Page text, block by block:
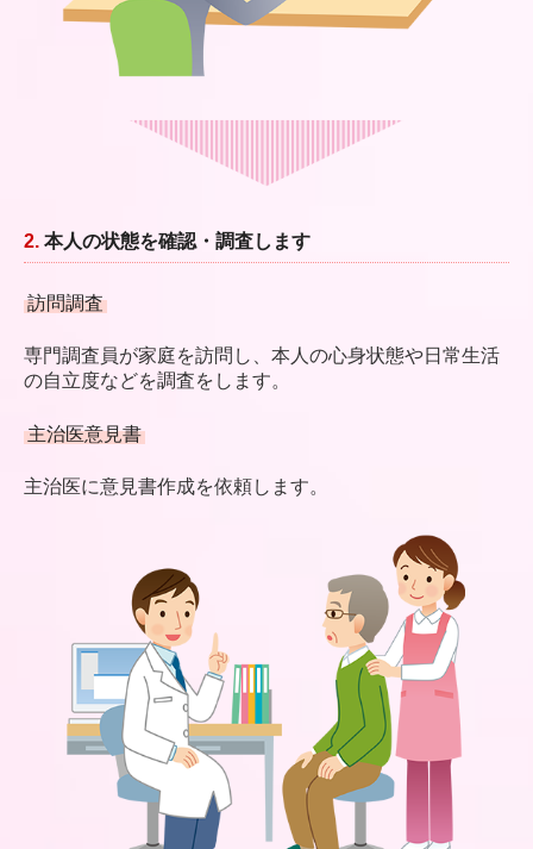
2. 本人の状態を確認・調査します
訪問調査
専門調査員が家庭を訪問し、本人の心身状態や日常生活
の自立度などを調査をします。
主治医意見書
主治医に意見書作成を依頼します。